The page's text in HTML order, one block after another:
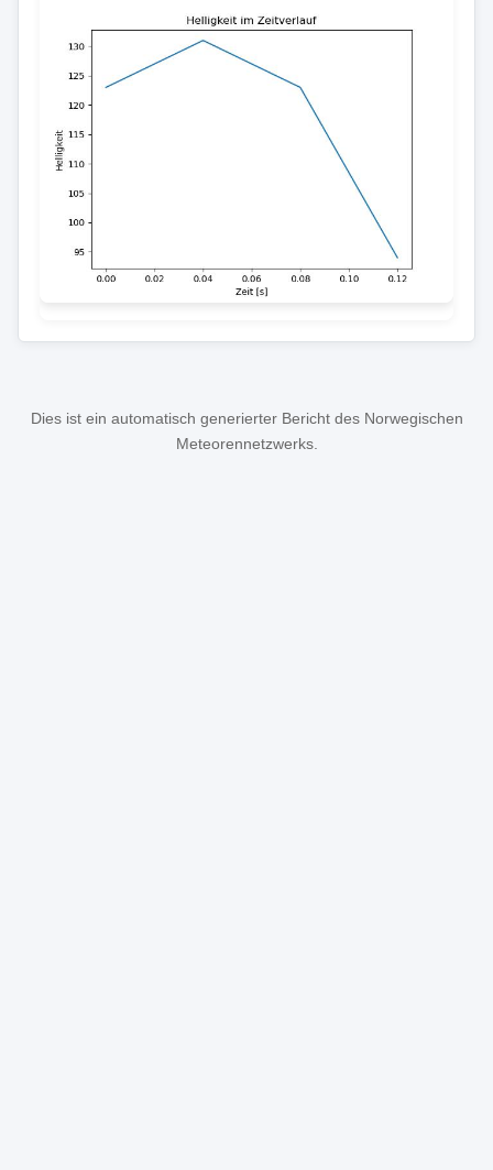
Dies ist ein automatisch generierter Bericht des Norwegischen
Meteorennetzwerks.